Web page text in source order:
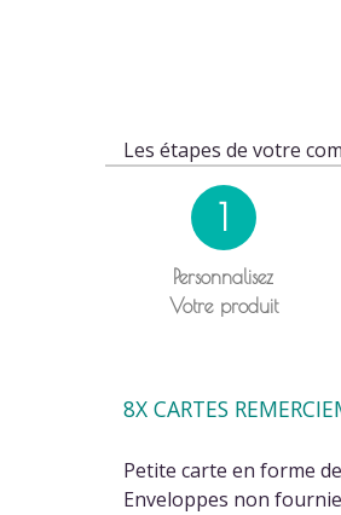
Les étapes de votre
1
Personnalisez
Votre produit
8X CARTES
Petite carte en forme
Enveloppes non